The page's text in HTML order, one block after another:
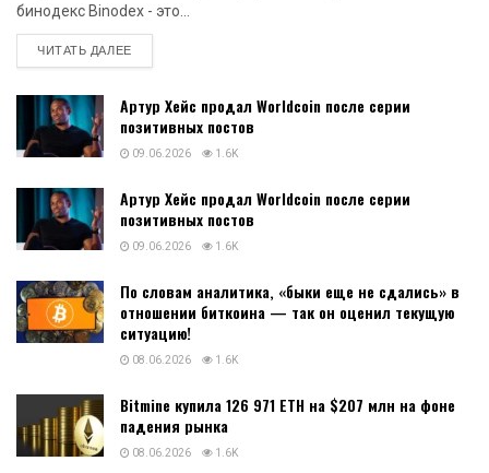
бинодекс Binodex - это...
ЧИТАТЬ ДАЛЕЕDETAILS
Артур Хейс продал Worldcoin после серии
позитивных постов
09.06.2026 1.6K
Артур Хейс продал Worldcoin после серии
позитивных постов
09.06.2026 1.6K
По словам аналитика, «быки еще не сдались» в
отношении биткоина — так он оценил текущую
ситуацию!
08.06.2026 1.6K
Bitmine купила 126 971 ETH на $207 млн на фоне
падения рынка
08.06.2026 1.6K